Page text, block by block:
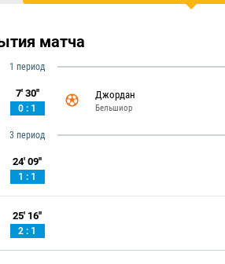
матча
1 период
7' 30''
0 : 1
Джордан
Бельшиор
3 период
24' 09''
1 : 1
25' 16''
2 : 1